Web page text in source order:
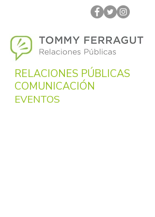
RELACIONES PÚBLICAS
COMUNICACIÓN
EVENTOS